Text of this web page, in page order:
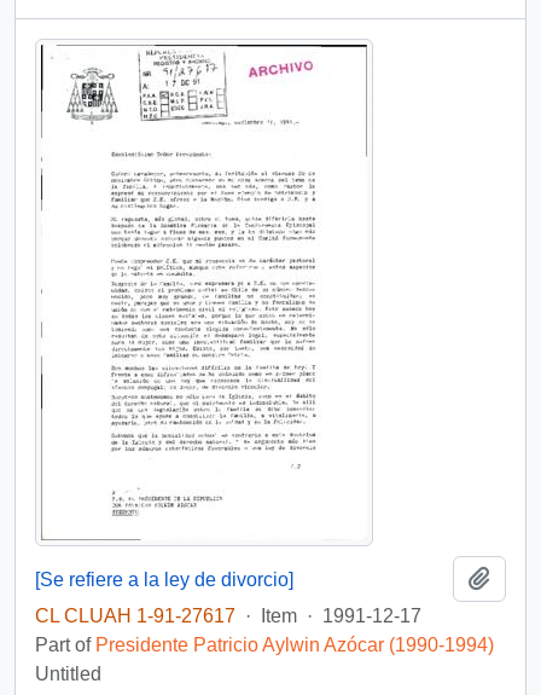
[Se refiere a la ley de divorcio]
CL CLUAH 1-91-27617 · Item · 1991-12-17
Part of Presidente Patricio Aylwin Azócar (1990-1994)
Untitled